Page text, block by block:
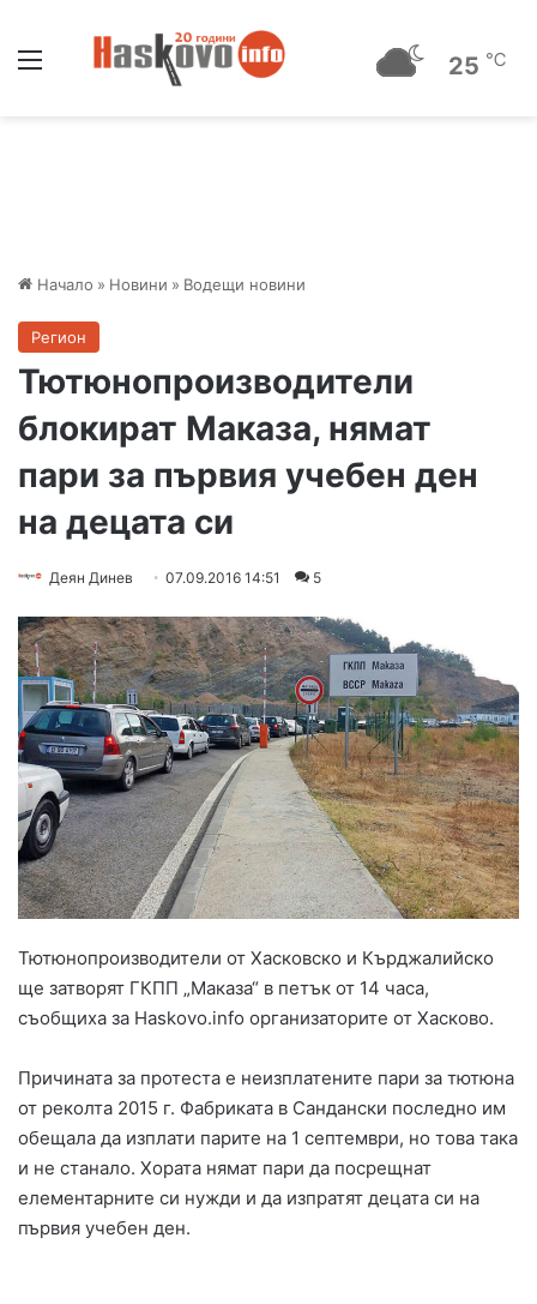
25 ℃
Начало » Новини » Водещи новини
Регион
Тютюнопроизводители
блокират Маказа, нямат
пари за първия учебен ден
на децата си
Деян Динев 07.09.2016 14:51 5
Тютюнопроизводители от Хасковско и Кърджалийско
ще затворят ГКПП „Маказа“ в петък от 14 часа,
съобщиха за Haskovo.info организаторите от Хасково.
Причината за протеста е неизплатените пари за тютюна
от реколта 2015 г. Фабриката в Сандански последно им
обещала да изплати парите на 1 септември, но това така
и не станало. Хората нямат пари да посрещнат
елементарните си нужди и да изпратят децата си на
първия учебен ден.